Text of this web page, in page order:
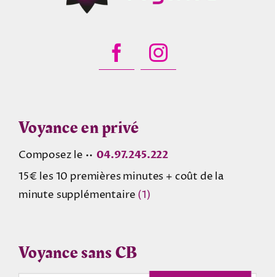
Voyance en privé
Composez le •• 04.97.245.222
15€ les 10 premières minutes + coût de la
minute supplémentaire (1)
Voyance sans CB